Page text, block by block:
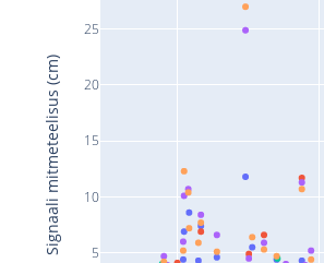
5
10
15
20
25
Signaali mitmeteelisus (cm)